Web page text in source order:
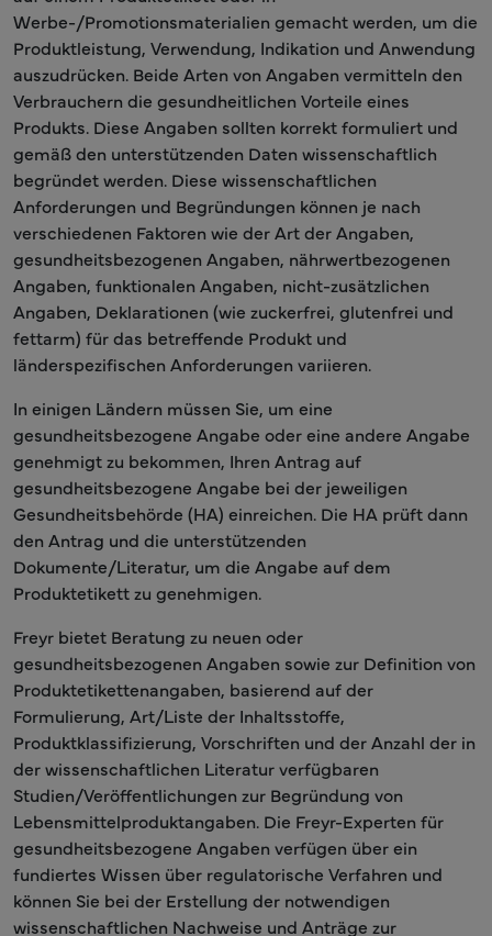
Werbe-/Promotionsmaterialien gemacht werden, um die
Produktleistung, Verwendung, Indikation und Anwendung
auszudrücken. Beide Arten von Angaben vermitteln den
Verbrauchern die gesundheitlichen Vorteile eines
Produkts. Diese Angaben sollten korrekt formuliert und
gemäß den unterstützenden Daten wissenschaftlich
begründet werden. Diese wissenschaftlichen
Anforderungen und Begründungen können je nach
verschiedenen Faktoren wie der Art der Angaben,
gesundheitsbezogenen Angaben, nährwertbezogenen
Angaben, funktionalen Angaben, nicht-zusätzlichen
Angaben, Deklarationen (wie zuckerfrei, glutenfrei und
fettarm) für das betreffende Produkt und
länderspezifischen Anforderungen variieren.
In einigen Ländern müssen Sie, um eine
gesundheitsbezogene Angabe oder eine andere Angabe
genehmigt zu bekommen, Ihren Antrag auf
gesundheitsbezogene Angabe bei der jeweiligen
Gesundheitsbehörde (HA) einreichen. Die HA prüft dann
den Antrag und die unterstützenden
Dokumente/Literatur, um die Angabe auf dem
Produktetikett zu genehmigen.
Freyr bietet Beratung zu neuen oder
gesundheitsbezogenen Angaben sowie zur Definition von
Produktetikettenangaben, basierend auf der
Formulierung, Art/Liste der Inhaltsstoffe,
Produktklassifizierung, Vorschriften und der Anzahl der in
der wissenschaftlichen Literatur verfügbaren
Studien/Veröffentlichungen zur Begründung von
Lebensmittelproduktangaben. Die Freyr-Experten für
gesundheitsbezogene Angaben verfügen über ein
fundiertes Wissen über regulatorische Verfahren und
können Sie bei der Erstellung der notwendigen
wissenschaftlichen Nachweise und Anträge zur